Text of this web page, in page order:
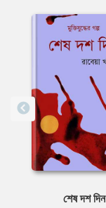
শেষ দশ দিন